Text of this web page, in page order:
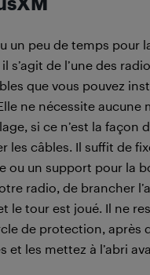
un peu de temps pour
s’agit de l’une des
que vous pouvez
ne nécessite aucune
si ce n’est la façon
les câbles. Il suffit de
ou un support pour la
radio, de brancher
le tour est joué. Il ne
de protection, après
et les mettez à l’abri